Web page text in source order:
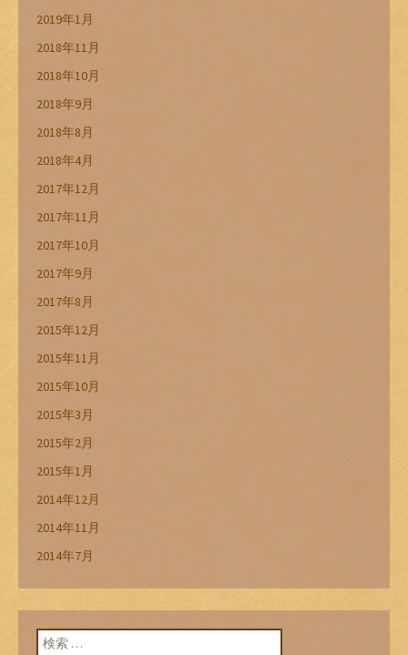
2019年1月
2018年11月
2018年10月
2018年9月
2018年8月
2018年4月
2017年12月
2017年11月
2017年10月
2017年9月
2017年8月
2015年12月
2015年11月
2015年10月
2015年3月
2015年2月
2015年1月
2014年12月
2014年11月
2014年7月
検索: